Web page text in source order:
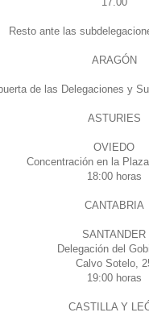
Resto ante las
ARAGÓN
de las Delegaciones y
ASTURIES
OVIEDO
Concentración en la
18:00 horas
CANTABRIA
SANTANDER
Delegación del
Calvo Sotelo,
19:00 horas
CASTILLA Y